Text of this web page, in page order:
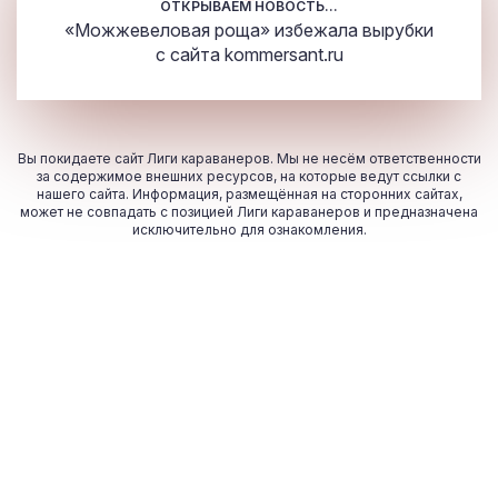
ОТКРЫВАЕМ НОВОСТЬ...
«Можжевеловая роща» избежала вырубки
с сайта kommersant.ru
Вы покидаете сайт Лиги караванеров. Мы не несём ответственности
за содержимое внешних ресурсов, на которые ведут ссылки с
нашего сайта. Информация, размещённая на сторонних сайтах,
может не совпадать с позицией Лиги караванеров и предназначена
исключительно для ознакомления.